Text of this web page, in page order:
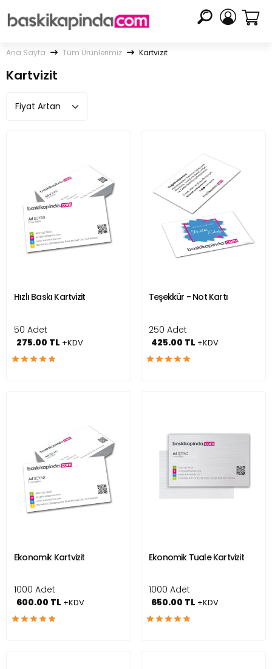
Ana Sayfa Tüm Ürünlerimiz Kartvizit
Kartvizit
Hızlı Baskı Kartvizit
50 Adet
275.00 TL +KDV
Teşekkür - Not Kartı
250 Adet
425.00 TL +KDV
Ekonomik Kartvizit
1000 Adet
600.00 TL +KDV
Ekonomik Tuale Kartvizit
1000 Adet
650.00 TL +KDV